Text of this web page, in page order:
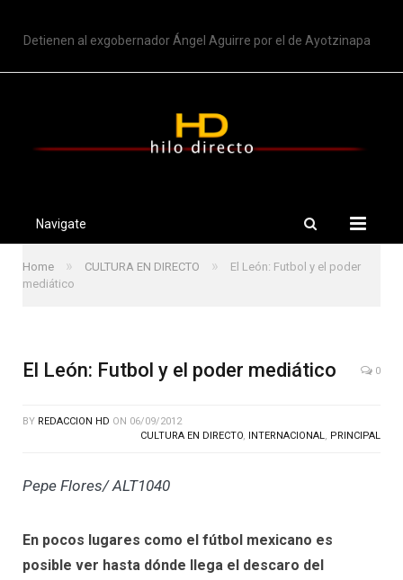
Detienen al exgobernador Ángel Aguirre por el de Ayotzinapa
Navigate
Home » CULTURA EN DIRECTO »
El León: Futbol y el poder
mediático
El León: Futbol y el poder mediático 0
BY REDACCION HD ON 06/09/2012
CULTURA EN DIRECTO, INTERNACIONAL, PRINCIPAL
Pepe Flores/ ALT1040
En pocos lugares como el fútbol mexicano es
posible ver hasta dónde llega el descaro del